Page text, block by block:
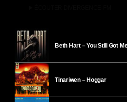
Beth Hart – You Still Got Me
Tinariwen – Hoggar